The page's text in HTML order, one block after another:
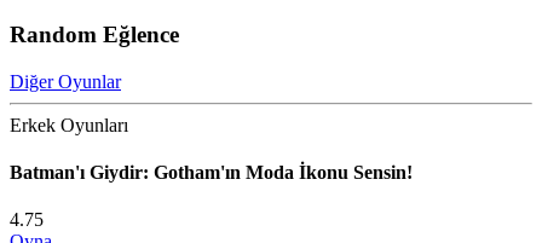
Random Eğlence
Diğer Oyunlar
Erkek Oyunları
Batman'ı Giydir: Gotham'ın Moda İkonu Sensin!
4.75